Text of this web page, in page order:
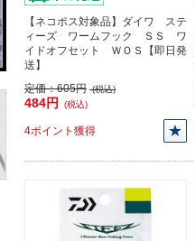
【ネコポス対象品】ダイワ ステ
ィーズ ワームフック ＳＳ ワ
イドオフセット ＷＯＳ【即日発
送】
定価：605円 (税込)
484円 (税込)
4ポイント獲得